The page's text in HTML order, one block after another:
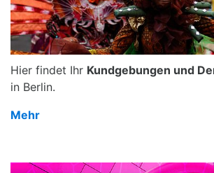
Hier findet Ihr Kundgebungen und
in Berlin.
Mehr